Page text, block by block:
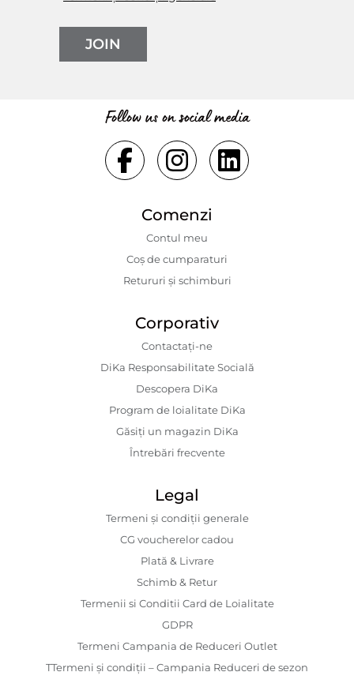
JOIN
Follow us on social media
Comenzi
Contul meu
Coș de cumparaturi
Retururi și schimburi
Corporativ
Contactaţi-ne
DiKa Responsabilitate Socială
Descopera DiKa
Program de loialitate DiKa
Găsiți un magazin DiKa
Întrebări frecvente
Legal
Termeni și condiții generale
CG voucherelor cadou
Plată & Livrare
Schimb & Retur
Termenii si Conditii Card de Loialitate
GDPR
Termeni Campania de Reduceri Outlet
TTermeni și condiții – Campania Reduceri de sezon